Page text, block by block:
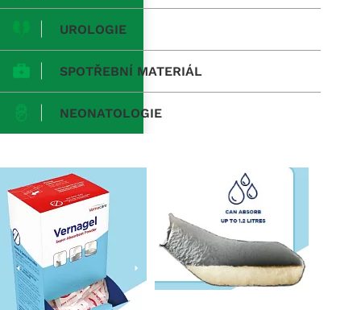
UROLOGIE
SPOTŘEBNÍ MATERIÁL
NEONATOLOGIE